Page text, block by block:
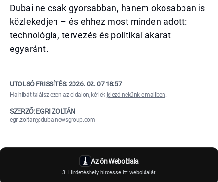
Dubai ne csak gyorsabban, hanem okosabban is
közlekedjen – és ehhez most minden adott:
technológia, tervezés és politikai akarat
egyaránt.
UTOLSÓ FRISSÍTÉS:2026. 02. 07 18:57
Ha hibát találsz ezen az oldalon, kérlek jelezd nekünk e-mailben.
SZERZŐ: EGRI ZOLTÁN
egri.zoltan@dubainewsgroup.com
Az ön Weboldala
3. Hirdetéshely hirdesse itt weboldalát